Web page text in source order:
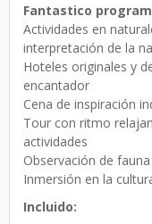
Fantastico
Actividades en
interpretación de la
Hoteles originales y
encantador
Cena de inspiración
Tour con ritmo
actividades
Observación de
Inmersión en la
Incluido: